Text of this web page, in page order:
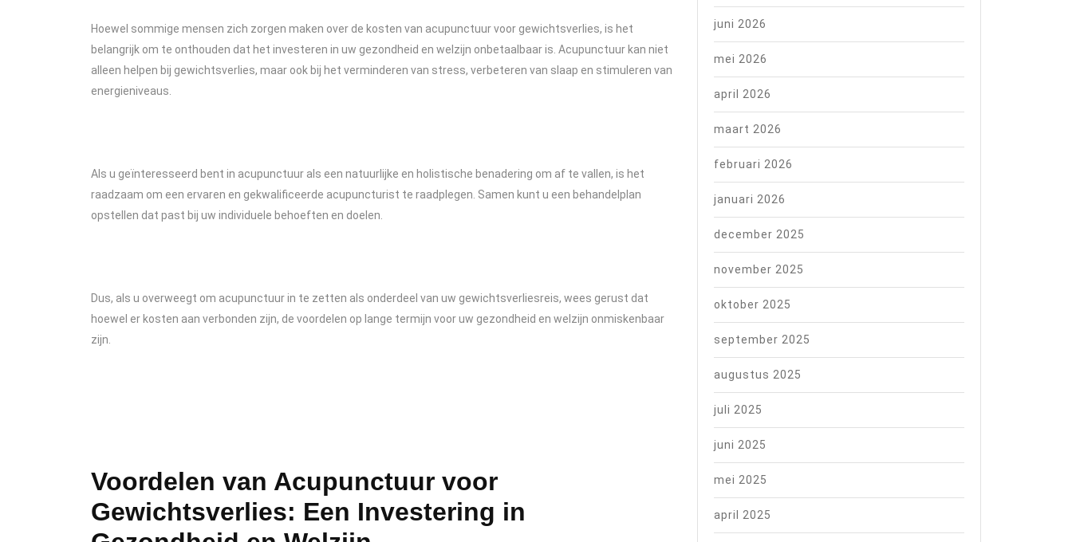
Hoewel sommige mensen zich zorgen maken over de kosten van acupunctuur voor gewichtsverlies, is het
belangrijk om te onthouden dat het investeren in uw gezondheid en welzijn onbetaalbaar is. Acupunctuur kan niet
alleen helpen bij gewichtsverlies, maar ook bij het verminderen van stress, verbeteren van slaap en stimuleren van
energieniveaus.
Als u geïnteresseerd bent in acupunctuur als een natuurlijke en holistische benadering om af te vallen, is het
raadzaam om een ervaren en gekwalificeerde acupuncturist te raadplegen. Samen kunt u een behandelplan
opstellen dat past bij uw individuele behoeften en doelen.
Dus, als u overweegt om acupunctuur in te zetten als onderdeel van uw gewichtsverliesreis, wees gerust dat
hoewel er kosten aan verbonden zijn, de voordelen op lange termijn voor uw gezondheid en welzijn onmiskenbaar
zijn.
Voordelen van Acupunctuur voor
Gewichtsverlies: Een Investering in
juni 2026
mei 2026
april 2026
maart 2026
februari 2026
januari 2026
december 2025
november 2025
oktober 2025
september 2025
augustus 2025
juli 2025
juni 2025
mei 2025
april 2025